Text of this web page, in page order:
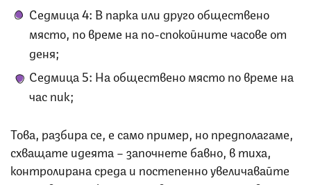
Седмица 4: В парка или друго обществено
място, по време на по-спокойните часове от
деня;
Седмица 5: На обществено място по време на
час пик;
Това, разбира се, е само пример, но предполагаме,
схващате идеята – започнете бавно, в тиха,
контролирана среда и постепенно увеличавайте